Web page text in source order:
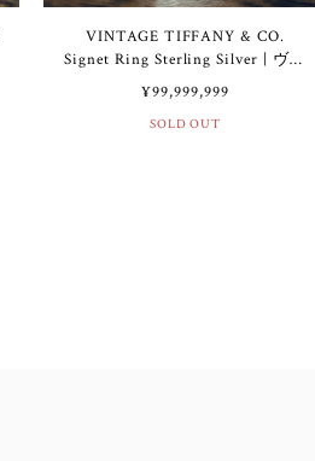
VINTAGE TIFFANY & CO.
Signet Ring Sterling Silver | ヴィ
ンテージ ティファニー シグネッ
ト リング スターリング シルバ
ー
¥99,999,999
SOLD OUT